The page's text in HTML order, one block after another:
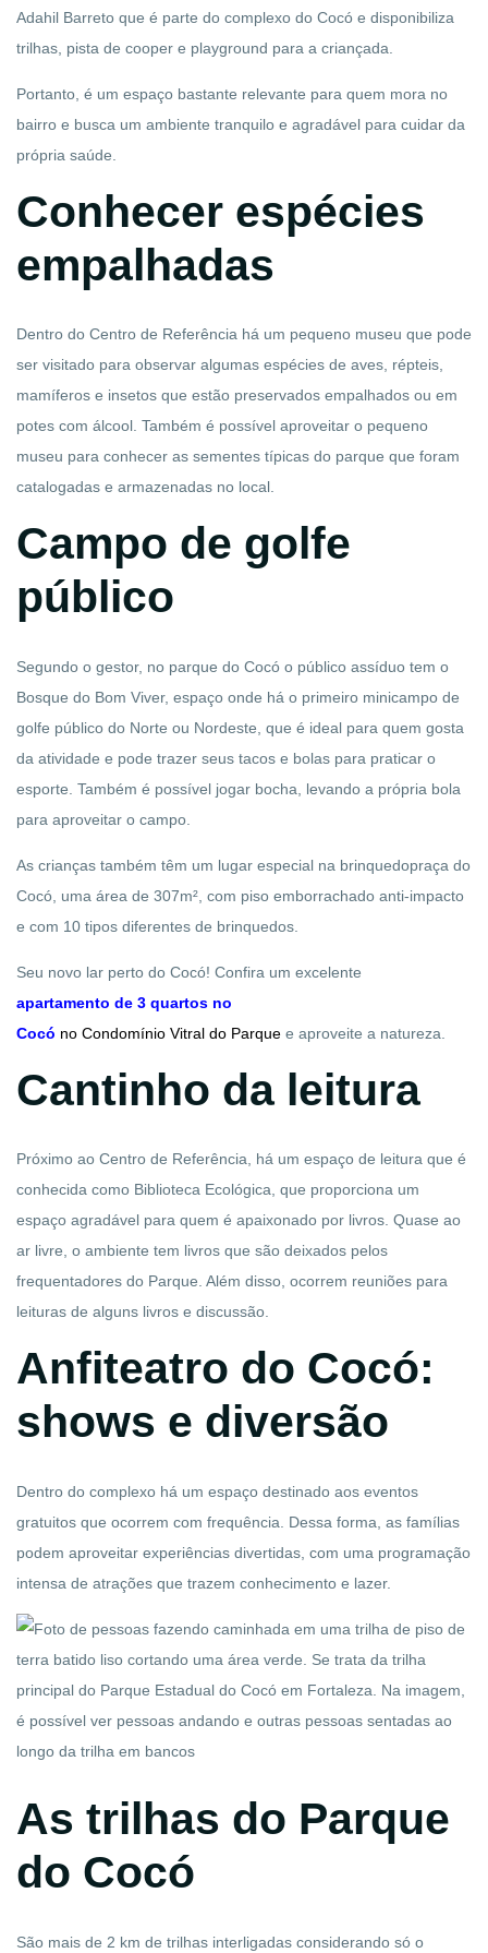
Adahil Barreto que é parte do complexo do Cocó e disponibiliza
trilhas, pista de cooper e playground para a criançada.
Portanto, é um espaço bastante relevante para quem mora no
bairro e busca um ambiente tranquilo e agradável para cuidar da
própria saúde.
Conhecer espécies
empalhadas
Dentro do Centro de Referência há um pequeno museu que pode
ser visitado para observar algumas espécies de aves, répteis,
mamíferos e insetos que estão preservados empalhados ou em
potes com álcool. Também é possível aproveitar o pequeno
museu para conhecer as sementes típicas do parque que foram
catalogadas e armazenadas no local.
Campo de golfe
público
Segundo o gestor, no parque do Cocó o público assíduo tem o
Bosque do Bom Viver, espaço onde há o primeiro minicampo de
golfe público do Norte ou Nordeste, que é ideal para quem gosta
da atividade e pode trazer seus tacos e bolas para praticar o
esporte. Também é possível jogar bocha, levando a própria bola
para aproveitar o campo.
As crianças também têm um lugar especial na brinquedopraça do
Cocó, uma área de 307m², com piso emborrachado anti-impacto
e com 10 tipos diferentes de brinquedos.
Seu novo lar perto do Cocó! Confira um excelente
apartamento de 3 quartos no
Cocó no Condomínio Vitral do Parque e aproveite a natureza.
Cantinho da leitura
Próximo ao Centro de Referência, há um espaço de leitura que é
conhecida como Biblioteca Ecológica, que proporciona um
espaço agradável para quem é apaixonado por livros. Quase ao
ar livre, o ambiente tem livros que são deixados pelos
frequentadores do Parque. Além disso, ocorrem reuniões para
leituras de alguns livros e discussão.
Anfiteatro do Cocó:
shows e diversão
Dentro do complexo há um espaço destinado aos eventos
gratuitos que ocorrem com frequência. Dessa forma, as famílias
podem aproveitar experiências divertidas, com uma programação
intensa de atrações que trazem conhecimento e lazer.
As trilhas do Parque
do Cocó
São mais de 2 km de trilhas interligadas considerando só o